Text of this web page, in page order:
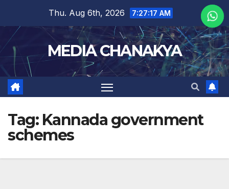
Thu. Aug 6th, 2026 7:27:17 AM
MEDIA CHANAKYA
Tag: Kannada government
schemes